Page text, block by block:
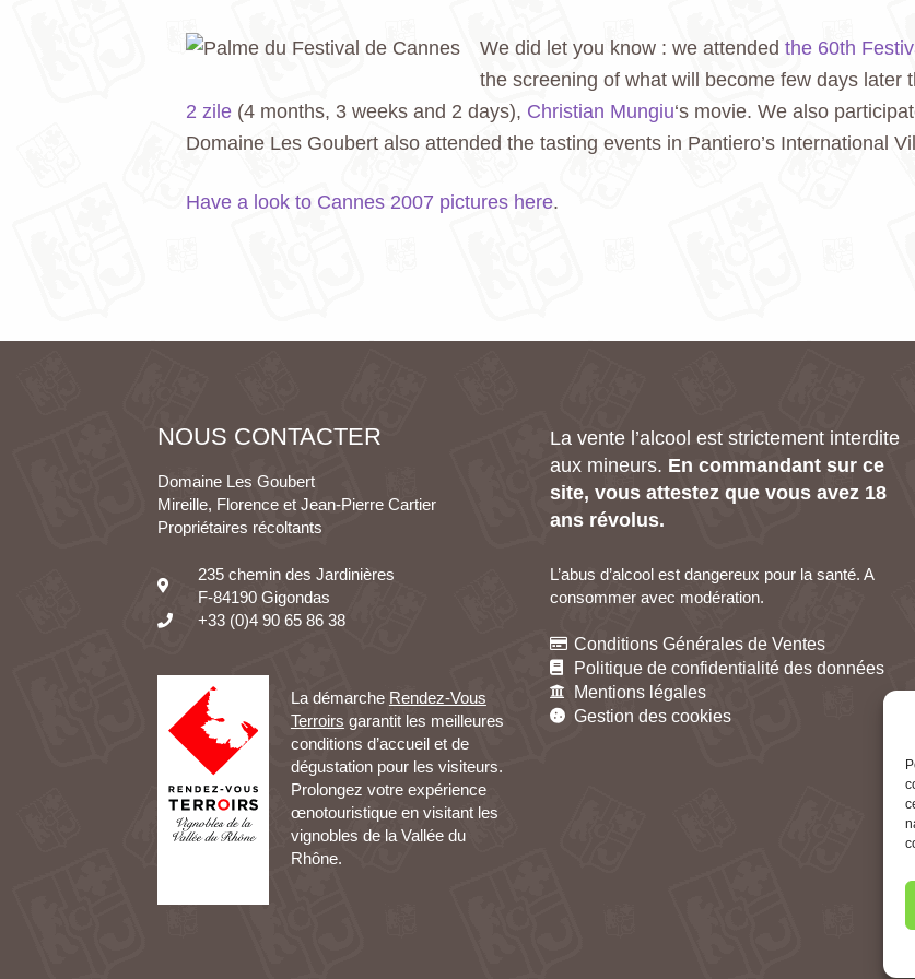
We did let you know : we attended the 60th
the screening of what will become few days later
2 zile (4 months, 3 weeks and 2 days), Christian Mungiu‘s movie. We also
Domaine Les Goubert also attended the tasting events in Pantiero’s International
Have a look to Cannes 2007 pictures here.
NOUS CONTACTER
Domaine Les Goubert
Mireille, Florence et Jean-Pierre Cartier
Propriétaires récoltants
235 chemin des Jardinières
F-84190 Gigondas
+33 (0)4 90 65 86 38
La démarche Rendez-Vous
Terroirs garantit les meilleures
conditions d’accueil et de
dégustation pour les visiteurs.
Prolongez votre expérience
œnotouristique en visitant les
vignobles de la Vallée du
Rhône.
La vente l’alcool est strictement interdite
aux mineurs. En commandant sur ce
site, vous attestez que vous avez 18
ans révolus.
L’abus d’alcool est dangereux pour la santé. A
consommer avec modération.
Conditions Générales de Ventes
Politique de confidentialité des données
Mentions légales
Gestion des cookies